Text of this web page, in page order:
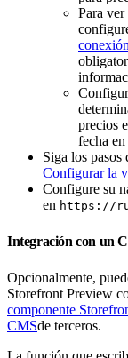
Para
precios
fecha
Siga los
Configurar la
Configure su
en https://
Integración con un
Opcionalmente,
Storefront Preview
componente
CMSde terceros.